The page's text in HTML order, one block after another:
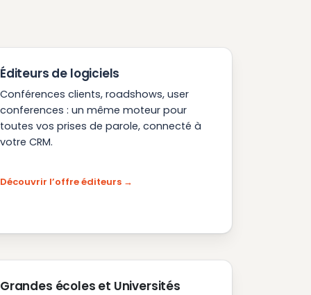
Éditeurs de logiciels
Conférences clients, roadshows, user
conferences : un même moteur pour
toutes vos prises de parole, connecté à
votre CRM.
Découvrir l’offre éditeurs
Grandes écoles et Universités